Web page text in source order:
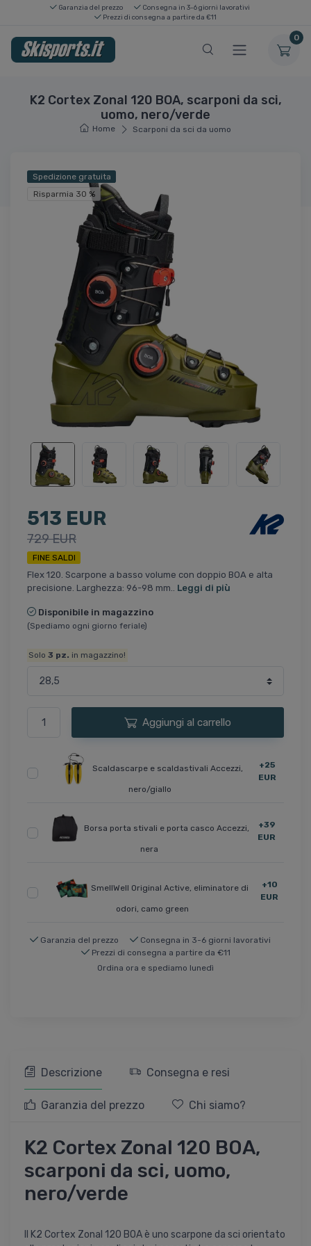
Garanzia del prezzo
Consegna in 3-6 giorni lavorativi
Prezzi di consegna a partire da €11
0
K2 Cortex Zonal 120 BOA, scarponi da sci,
uomo, nero/verde
Home Scarponi da sci da uomo
Spedizione gratuita
Risparmia 30 %
513 EUR
729 EUR
FINE SALDI
Flex 120. Scarpone a basso volume con doppio BOA e alta
precisione. Larghezza: 96-98 mm.. Leggi di più
Disponibile in magazzino
(Spediamo ogni giorno feriale)
Solo3 pz. in magazzino!
Aggiungi al carrello
Scaldascarpe e scaldastivali Accezzi,
nero/giallo
+25
EUR
Borsa porta stivali e porta casco Accezzi,
nera
+39
EUR
SmellWell Original Active, eliminatore di
odori, camo green
+10
EUR
Garanzia del prezzo
Consegna in 3-6 giorni lavorativi
Prezzi di consegna a partire da €11
Ordina ora e spediamo lunedì
Descrizione Consegna e resi
Garanzia del prezzo Chi siamo?
K2 Cortex Zonal 120 BOA,
scarponi da sci, uomo,
nero/verde
Il K2 Cortex Zonal 120 BOA è uno scarpone da sci orientato